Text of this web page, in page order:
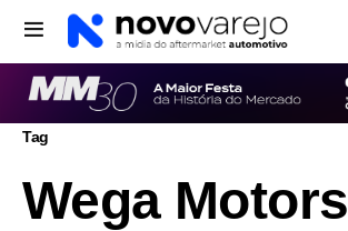
Tag
Wega Motors